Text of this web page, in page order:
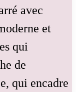
avec
et
qui
de
qui encadre